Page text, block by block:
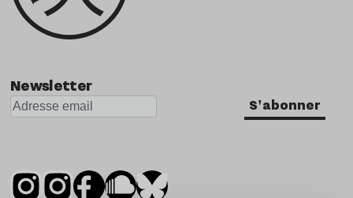
Newsletter
S'abonner